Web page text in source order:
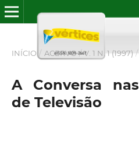
INÍCIO / ACERVO / V. 1 N. 1 (1997) /
A Conversa
de Televisão